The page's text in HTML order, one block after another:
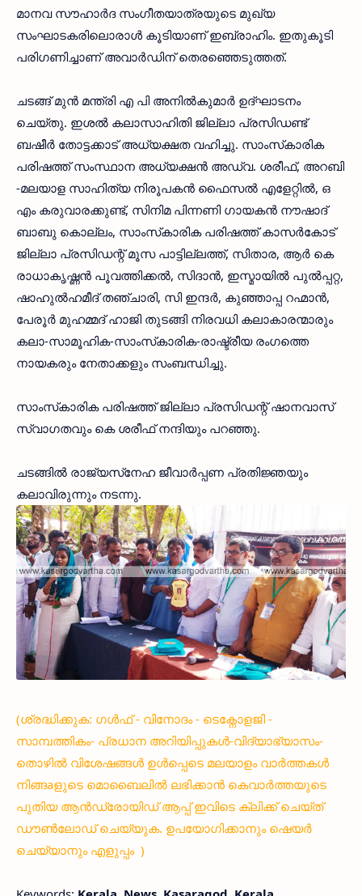
മാനവ സൗഹാര്‍ദ സംഗീതയാത്രയുടെ മുഖ്യ
സംഘാടകരിലൊരാള്‍ കൂടിയാണ് ഇബ്രാഹിം. ഇതുകൂടി
പരിഗണിച്ചാണ് അവാര്‍ഡിന് തെരഞ്ഞെടുത്തത്.
ചടങ്ങ് മുന്‍ മന്ത്രി എ പി അനില്‍കുമാര്‍ ഉദ്ഘാടനം
ചെയ്തു. ഇശല്‍ കലാസാഹിതി ജില്ലാ പ്രസിഡണ്ട്
ബഷീര്‍ തോട്ടക്കാട് അധ്യക്ഷത വഹിച്ചു. സാംസ്‌കാരിക
പരിഷത്ത് സംസ്ഥാന അധ്യക്ഷന്‍ അഡ്വ. ശരീഫ്, അറബി
-മലയാള സാഹിത്യ നിരൂപകന്‍ ഫൈസല്‍ എളേറ്റില്‍, ഒ
എം കരുവാരക്കുണ്ട്, സിനിമ പിന്നണി ഗായകന്‍ നൗഷാദ്
ബാബു കൊല്ലം, സാംസ്‌കാരിക പരിഷത്ത് കാസര്‍കോട്
ജില്ലാ പ്രസിഡന്റ് മൂസ പാട്ടില്ലത്ത്, സിതാര, ആര്‍ കെ
രാധാകൃഷ്ണന്‍ പൂവത്തിക്കല്‍, സിദാന്‍, ഇസ്മായില്‍ പുല്‍പ്പറ്റ,
ഷാഹുല്‍ഹമീദ് തഞ്ചാരി, സി ഇന്ദര്‍, കുഞ്ഞാപ്പ റഹ്മാന്‍,
പേരൂര്‍ മുഹമ്മദ് ഹാജി തുടങ്ങി നിരവധി കലാകാരന്മാരും
കലാ-സാമൂഹിക-സാംസ്‌കാരിക-രാഷ്ട്രീയ രംഗത്തെ
നായകരും നേതാക്കളും സംബന്ധിച്ചു.
സാംസ്‌കാരിക പരിഷത്ത് ജില്ലാ പ്രസിഡന്റ് ഷാനവാസ്
സ്വാഗതവും കെ ശരീഫ് നന്ദിയും പറഞ്ഞു.
ചടങ്ങില്‍ രാജ്യസ്‌നേഹ ജീവാര്‍പ്പണ പ്രതിജ്ഞയും
കലാവിരുന്നും നടന്നു.
(ശ്രദ്ധിക്കുക: ഗൾഫ് - വിനോദം - ടെക്നോളജി -
സാമ്പത്തികം- പ്രധാന അറിയിപ്പുകൾ-വിദ്യാഭ്യാസം-
തൊഴിൽ വിശേഷങ്ങൾ ഉൾപ്പെടെ മലയാളം വാർത്തകൾ
നിങ്ങaളുടെ മൊബൈലിൽ ലഭിക്കാൻ കെവാർത്തയുടെ
പുതിയ ആൻഡ്രോയിഡ് ആപ്പ് ഇവിടെ ക്ലിക്ക് ചെയ്ത്
ഡൗൺലോഡ് ചെയ്യുക. ഉപയോഗിക്കാനും ഷെയർ
ചെയ്യാനും എളുപ്പം )